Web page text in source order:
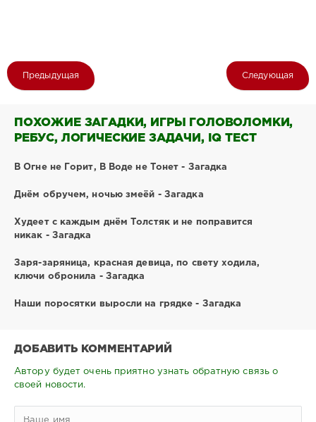
Предыдущая Следующая
ПОХОЖИЕ ЗАГАДКИ, ИГРЫ ГОЛОВОЛОМКИ,
РЕБУС, ЛОГИЧЕСКИЕ ЗАДАЧИ, IQ ТЕСТ
В Огне не Горит, В Воде не Тонет - Загадка
Днём обручем, ночью змеёй - Загадка
Худеет с каждым днём Толстяк и не поправится
никак - Загадка
Заря-заряница, красная девица, по свету ходила,
ключи обронила - Загадка
Наши поросятки выросли на грядке - Загадка
ДОБАВИТЬ КОММЕНТАРИЙ
Автору будет очень приятно узнать обратную связь о
своей новости.